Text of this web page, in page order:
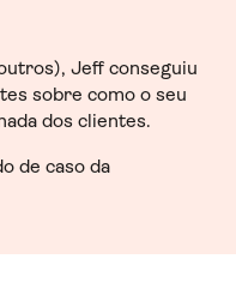
Jeff conseguiu
sobre como o seu
dos clientes.
de caso da